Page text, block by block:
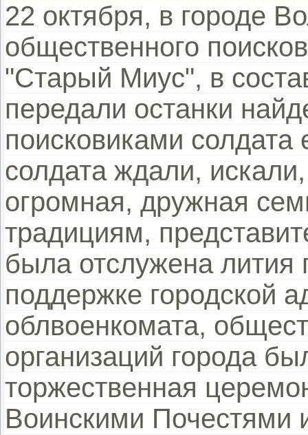
22 октября, в городе
общественного
"Старый Миус", в
передали останки
поисковиками солдата
солдата ждали,
огромная, дружная
традициям,
была отслужена
поддержке городской
облвоенкомата,
организаций города
торжественная
Воинскими